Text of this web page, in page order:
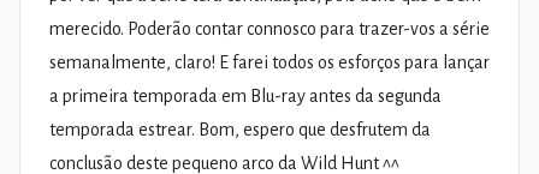
merecido. Poderão contar connosco para trazer-vos a série
semanalmente, claro! E farei todos os esforços para lançar
a primeira temporada em Blu-ray antes da segunda
temporada estrear. Bom, espero que desfrutem da
conclusão deste pequeno arco da Wild Hunt ^^